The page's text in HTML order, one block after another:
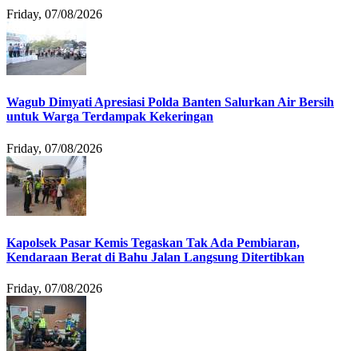
Friday, 07/08/2026
Wagub Dimyati Apresiasi Polda Banten Salurkan Air Bersih
untuk Warga Terdampak Kekeringan
Friday, 07/08/2026
Kapolsek Pasar Kemis Tegaskan Tak Ada Pembiaran,
Kendaraan Berat di Bahu Jalan Langsung Ditertibkan
Friday, 07/08/2026